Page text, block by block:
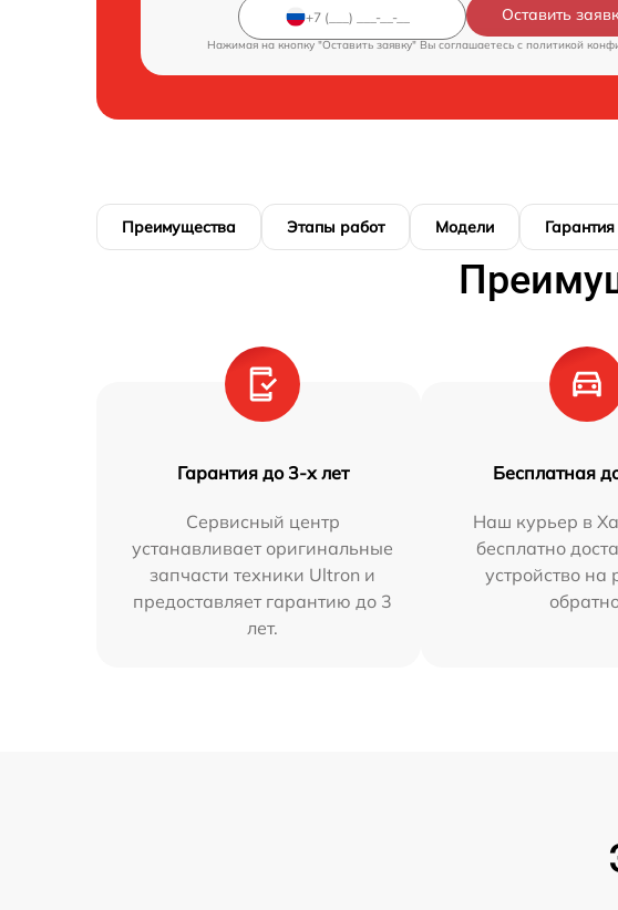
Оставить
Нажимая на кнопку "Оставить заявку" Вы соглашаетесь c политикой
Преимущества Этапы работ Модели Гарантия
Гарантия до 3-х лет
Сервисный центр
устанавливает оригинальные
запчасти техники Ultron и
предоставляет гарантию до 3
лет.
Бесплатная
Наш курьер в
бесплатно
устройство на